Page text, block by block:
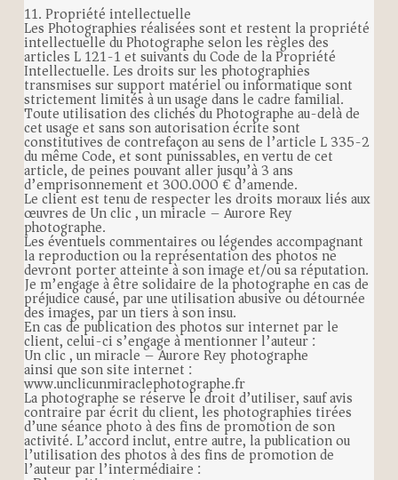
11. Propriété intellectuelle
Les Photographies réalisées sont et restent la propriété
intellectuelle du Photographe selon les règles des
articles L 121-1 et suivants du Code de la Propriété
Intellectuelle. Les droits sur les photographies
transmises sur support matériel ou informatique sont
strictement limités à un usage dans le cadre familial.
Toute utilisation des clichés du Photographe au-delà de
cet usage et sans son autorisation écrite sont
constitutives de contrefaçon au sens de l’article L 335-2
du même Code, et sont punissables, en vertu de cet
article, de peines pouvant aller jusqu’à 3 ans
d’emprisonnement et 300.000 € d’amende.
Le client est tenu de respecter les droits moraux liés aux
œuvres de Un clic , un miracle – Aurore Rey
photographe.
Les éventuels commentaires ou légendes accompagnant
la reproduction ou la représentation des photos ne
devront porter atteinte à son image et/ou sa réputation.
Je m’engage à être solidaire de la photographe en cas de
préjudice causé, par une utilisation abusive ou détournée
des images, par un tiers à son insu.
En cas de publication des photos sur internet par le
client, celui-ci s’engage à mentionner l’auteur :
Un clic , un miracle – Aurore Rey photographe
ainsi que son site internet :
www.unclicunmiraclephotographe.fr
La photographe se réserve le droit d’utiliser, sauf avis
contraire par écrit du client, les photographies tirées
d’une séance photo à des fins de promotion de son
activité. L’accord inclut, entre autre, la publication ou
l’utilisation des photos à des fins de promotion de
l’auteur par l’intermédiaire :